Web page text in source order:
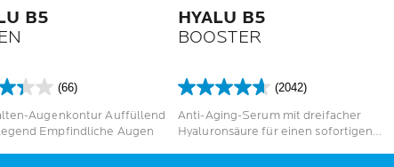
B5
(66)
Augenkontur Auffüllend
Empfindliche Augen
HYALU B5
BOOSTER
(2042)
4.6
von
5
Anti-Aging-Serum mit dreifacher
Hyaluronsäure für einen sofortigen